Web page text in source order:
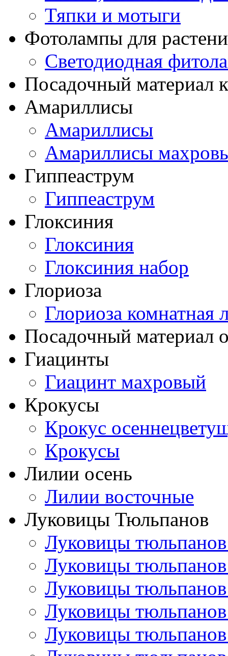
Тяпки и мотыги
Фотолампы для
Светодиодная
Посадочный материал
Амариллисы
Амариллисы
Амариллисы
Гиппеаструм
Гиппеаструм
Глоксиния
Глоксиния
Глоксиния набор
Глориоза
Глориоза комнатная
Посадочный материал
Гиацинты
Гиацинт махровый
Крокусы
Крокус
Крокусы
Лилии осень
Лилии восточные
Луковицы Тюльпанов
Луковицы
Луковицы
Луковицы
Луковицы
Луковицы